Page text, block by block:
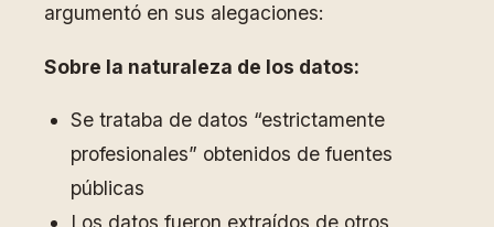
argumentó en sus alegaciones:
Sobre la naturaleza de los datos:
Se trataba de datos “estrictamente
profesionales” obtenidos de fuentes
públicas
Los datos fueron extraídos de otros